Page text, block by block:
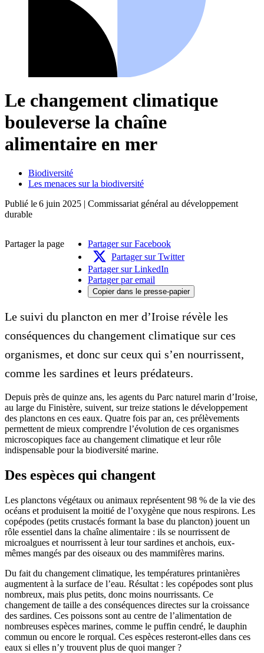
Le changement climatique
bouleverse la chaîne
alimentaire en mer
Biodiversité
Les menaces sur la biodiversité
Publié le6 juin 2025 | Commissariat général au développement
durable
Partager la page
Partager sur Facebook
Partager sur Twitter
Partager sur LinkedIn
Partager par email
Copier dans le presse-papier
Le suivi du plancton en mer d’Iroise révèle les
conséquences du changement climatique sur ces
organismes, et donc sur ceux qui s’en nourrissent,
comme les sardines et leurs prédateurs.
Depuis près de quinze ans, les agents du Parc naturel marin d’Iroise,
au large du Finistère, suivent, sur treize stations le développement
des planctons en ces eaux. Quatre fois par an, ces prélèvements
permettent de mieux comprendre l’évolution de ces organismes
microscopiques face au changement climatique et leur rôle
indispensable pour la biodiversité marine.
Des espèces qui changent
Les planctons végétaux ou animaux représentent 98 % de la vie des
océans et produisent la moitié de l’oxygène que nous respirons. Les
copépodes (petits crustacés formant la base du plancton) jouent un
rôle essentiel dans la chaîne alimentaire : ils se nourrissent de
microalgues et nourrissent à leur tour sardines et anchois, eux-
mêmes mangés par des oiseaux ou des mammifères marins.
Du fait du changement climatique, les températures printanières
augmentent à la surface de l’eau. Résultat : les copépodes sont plus
nombreux, mais plus petits, donc moins nourrissants. Ce
changement de taille a des conséquences directes sur la croissance
des sardines. Ces poissons sont au centre de l’alimentation de
nombreuses espèces marines, comme le puffin cendré, le dauphin
commun ou encore le rorqual. Ces espèces resteront-elles dans ces
eaux si elles n’y trouvent plus de quoi manger ?